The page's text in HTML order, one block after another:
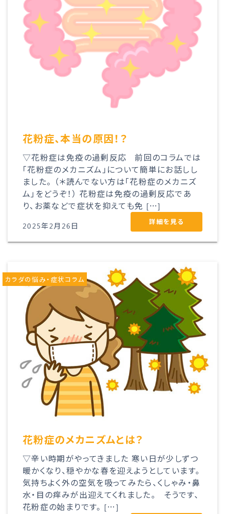
花粉症、本当の原因！？
▽花粉症は免疫の過剰反応 前回のコラムでは
「花粉症のメカニズム」について簡単にお話しし
ました。 （＊読んでない方は「花粉症のメカニズ
ム」をどうぞ！） 花粉症は免疫の過剰反応であ
り、お薬などで症状を抑えても免 […]
2025年2月26日 詳細を見る
花粉症のメカニズムとは？
▽辛い時期がやってきました 寒い日が少しずつ
暖かくなり、穏やかな春を迎えようとしています。
気持ちよく外の空気を吸ってみたら、くしゃみ・鼻
水・目の痒みが出迎えてくれました。 そうです、
花粉症の始まりです。 […]
カラダの悩み・症状コラム